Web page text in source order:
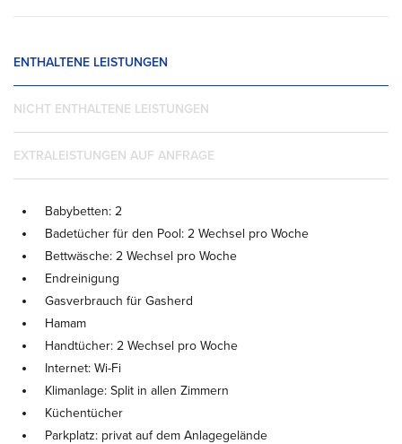
ENTHALTENE LEISTUNGEN
NICHT ENTHALTENE LEISTUNGEN
EXTRALEISTUNGEN AUF ANFRAGE
Babybetten: 2
Badetücher für den Pool: 2 Wechsel pro Woche
Bettwäsche: 2 Wechsel pro Woche
Endreinigung
Gasverbrauch für Gasherd
Hamam
Handtücher: 2 Wechsel pro Woche
Internet: Wi-Fi
Klimanlage: Split in allen Zimmern
Küchentücher
Parkplatz: privat auf dem Anlagegelände